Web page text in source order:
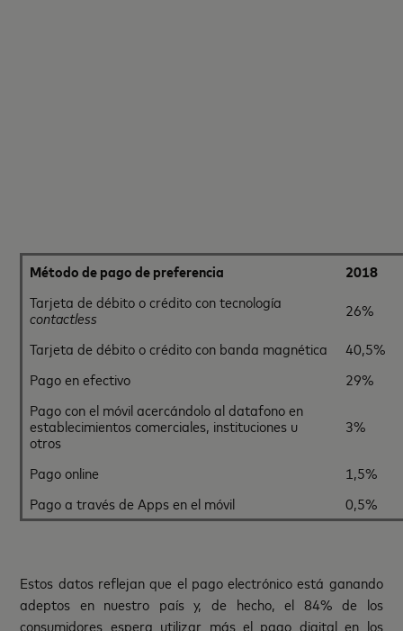
Método de pago de preferencia
2018
Tarjeta de débito o crédito con tecnología
contactless
26%
Tarjeta de débito o crédito con banda magnética
40,5%
Pago en efectivo
29%
Pago con el móvil acercándolo al datafono en
establecimientos comerciales, instituciones u
otros
3%
Pago online
1,5%
Pago a través de Apps en el móvil
0,5%
Estos datos reflejan que el pago electrónico está ganando
adeptos en nuestro país y, de hecho, el 84% de los
consumidores espera utilizar más el pago digital en los